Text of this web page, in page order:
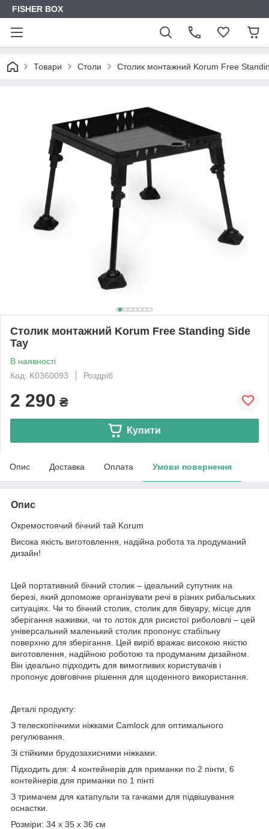
FISHER BOX
Товари Столи Столик монтажний Korum Free
Столик монтажний Korum Free Standing Side
Tay
В наявності
Код: K0360093
Роздріб
2 290 ₴
Купити
Опис Доставка Оплата Умови повернення
Опис
Окремостоячий бічний тай Korum
Висока якість виготовлення, надійна робота та продуманий
дизайн!
Цей портативний бічний столик – ідеальний супутник на
березі, який допоможе організувати речі в різних рибальських
ситуаціях. Чи то бічний столик, столик для бівуару, місце для
зберігання наживки, чи то лоток для рисистої риболовлі – цей
універсальний маленький столик пропонує стабільну
поверхню для зберігання. Цей виріб вражає високою якістю
виготовлення, надійною роботою та продуманим дизайном.
Він ідеально підходить для вимогливих користувачів і
пропонує довговічне рішення для щоденного використання.
Деталі продукту:
З телескопічними ніжками Camlock для оптимального
регулювання.
Зі стійкими брудозахисними ніжками.
Підходить для: 4 контейнерів для приманки по 2 пінти, 6
контейнерів для приманки по 1 пінті
З тримачем для катапульти та гачками для підвішування
оснастки.
Розміри: 34 x 35 x 36 см